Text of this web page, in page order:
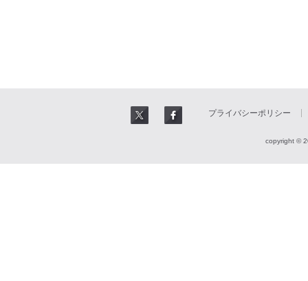
プライバシーポリシー
copyright ©